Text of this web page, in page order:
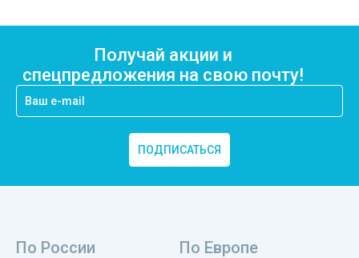
Получай акции и
спецпредложения на свою почту!
ПОДПИСАТЬСЯ
По России По Европе